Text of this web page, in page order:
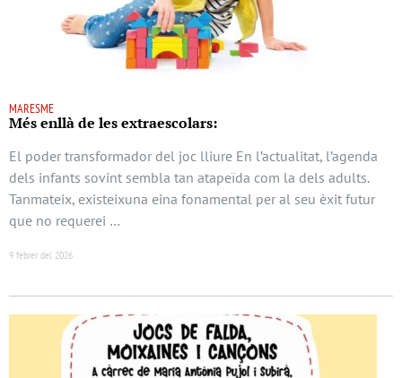
MARESME
Més enllà de les extraescolars:
El poder transformador del joc lliure En l’actualitat, l’agenda
dels infants sovint sembla tan atapeïda com la dels adults.
Tanmateix, existeixuna eina fonamental per al seu èxit futur
que no requerei …
9 febrer del 2026